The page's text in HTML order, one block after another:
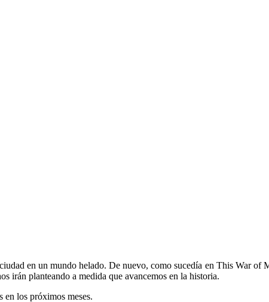
en un mundo helado. De nuevo, como sucedía en This War of
irán planteando a medida que avancemos en la historia.
en los próximos meses.